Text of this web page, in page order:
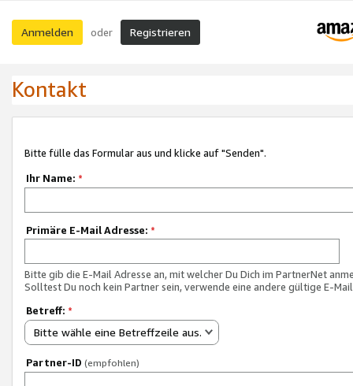
Anmelden oder Registrieren
Kontakt
Bitte fülle das Formular aus und klicke auf "Senden".
Ihr Name: *
Primäre E-Mail Adresse: *
Bitte gib die E-Mail Adresse an, mit welcher Du Dich im PartnerNet
Solltest Du noch kein Partner sein, verwende eine andere gültige E-
Betreff: *
Bitte wähle eine Betreffzeile aus.
Partner-ID (empfohlen)